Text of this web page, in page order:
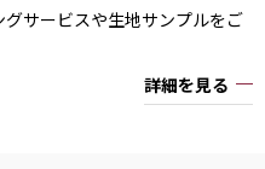
サービスや生地サンプルをご
詳細を見る